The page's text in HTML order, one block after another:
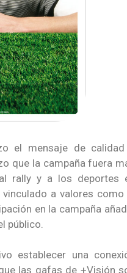
el mensaje de
que la campaña fuera
rally y a los deportes
a valores como
en la campaña
público.
establecer una
las gafas de +Visión